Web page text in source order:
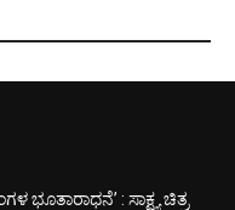
ಭೂತಾರಾಧನೆ’ : ಸಾಕ್ಷ್ಯ ಚಿತ್ರ